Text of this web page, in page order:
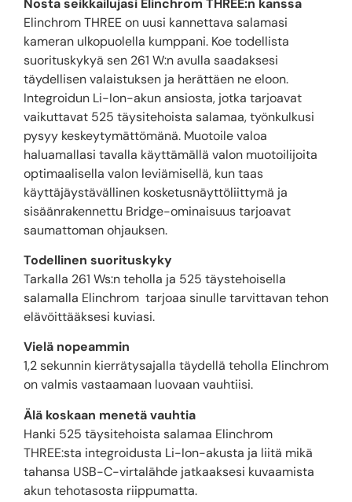
Elinchrom THREE on uusi kannettava salamasi
kameran ulkopuolella kumppani. Koe todellista
suorituskykyä sen 261 W:n avulla saadaksesi
täydellisen valaistuksen ja herättäen ne eloon.
Integroidun Li-Ion-akun ansiosta, jotka tarjoavat
vaikuttavat 525 täysitehoista salamaa, työnkulkusi
pysyy keskeytymättömänä. Muotoile valoa
haluamallasi tavalla käyttämällä valon muotoilijoita
optimaalisella valon leviämisellä, kun taas
käyttäjäystävällinen kosketusnäyttöliittymä ja
sisäänrakennettu Bridge-ominaisuus tarjoavat
saumattoman ohjauksen.
Todellinen suorituskyky
Tarkalla 261 Ws:n teholla ja 525 täystehoisella
salamalla Elinchrom tarjoaa sinulle tarvittavan tehon
elävöittääksesi kuviasi.
Vielä nopeammin
1,2 sekunnin kierrätysajalla täydellä teholla Elinchrom
on valmis vastaamaan luovaan vauhtiisi.
Älä koskaan menetä vauhtia
Hanki 525 täysitehoista salamaa Elinchrom
THREE:sta integroidusta Li-Ion-akusta ja liitä mikä
tahansa USB-C-virtalähde jatkaaksesi kuvaamista
akun tehotasosta riippumatta.